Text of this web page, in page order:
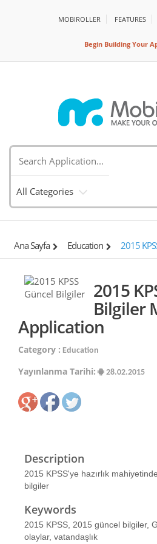
MOBIROLLER FEATURES
Begin Building Your
All Categories
Ana Sayfa Education 2015
2015
Bilgiler
Application
Category : Education
Yayınlanma Tarihi: 28.02.2015
Description
2015 KPSS'ye hazırlık
bilgiler
Keywords
2015 KPSS, 2015 güncel bilgiler,
olaylar, vatandaşlık